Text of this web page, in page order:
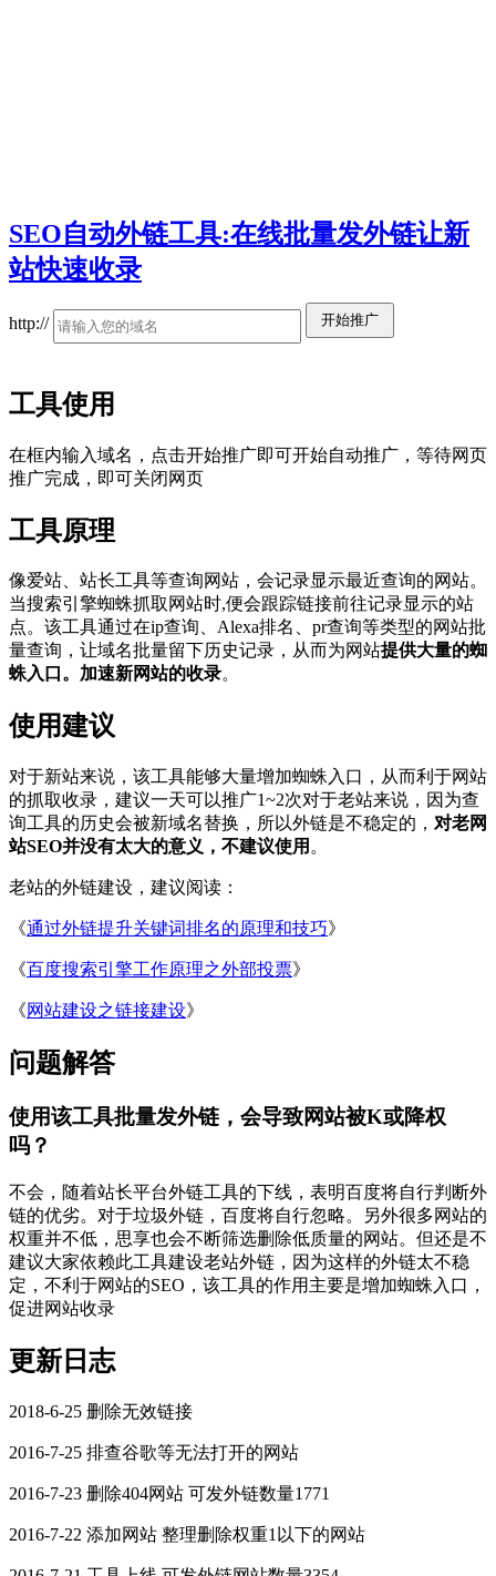
SEO自动外链工具:在线批量发外链让新
站快速收录
http:// 开始推广
工具使用
在框内输入域名，点击开始推广即可开始自动推广，等待网页
推广完成，即可关闭网页
工具原理
像爱站、站长工具等查询网站，会记录显示最近查询的网站。
当搜索引擎蜘蛛抓取网站时,便会跟踪链接前往记录显示的站
点。该工具通过在ip查询、Alexa排名、pr查询等类型的网站批
量查询，让域名批量留下历史记录，从而为网站提供大量的蜘
蛛入口。加速新网站的收录。
使用建议
对于新站来说，该工具能够大量增加蜘蛛入口，从而利于网站
的抓取收录，建议一天可以推广1~2次对于老站来说，因为查
询工具的历史会被新域名替换，所以外链是不稳定的， 对老网
站SEO并没有太大的意义，不建议使用 。
老站的外链建设，建议阅读：
《通过外链提升关键词排名的原理和技巧》
《百度搜索引擎工作原理之外部投票》
《网站建设之链接建设》
问题解答
使用该工具批量发外链，会导致网站被K或降权
吗？
不会，随着站长平台外链工具的下线，表明百度将自行判断外
链的优劣。对于垃圾外链，百度将自行忽略。另外很多网站的
权重并不低，思享也会不断筛选删除低质量的网站。但还是不
建议大家依赖此工具建设老站外链，因为这样的外链太不稳
定，不利于网站的SEO，该工具的作用主要是增加蜘蛛入口，
促进网站收录
更新日志
2018-6-25 删除无效链接
2016-7-25 排查谷歌等无法打开的网站
2016-7-23 删除404网站 可发外链数量1771
2016-7-22 添加网站 整理删除权重1以下的网站